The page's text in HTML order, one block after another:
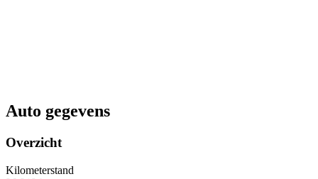
Auto gegevens
Overzicht
Kilometerstand